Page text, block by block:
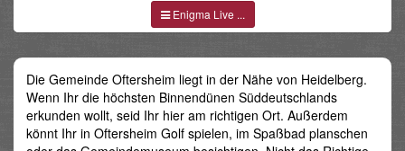
Enigma Live ...
Die Gemeinde Oftersheim liegt in der Nähe von Heidelberg.
Wenn Ihr die höchsten Binnendünen Süddeutschlands
erkunden wollt, seid Ihr hier am richtigen Ort. Außerdem
könnt Ihr in Oftersheim Golf spielen, im Spaßbad planschen